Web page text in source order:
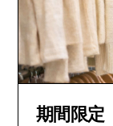
期間限定